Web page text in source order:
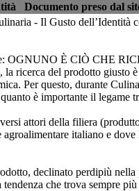
Documento preso dal
- Il Gusto dell’Identità
OGNUNO È CIÒ CHE
ricerca del prodotto giusto
Per questo, durante
è importante il legame
attori della filiera
italiano e
declinato perdipiù
che trova sempre